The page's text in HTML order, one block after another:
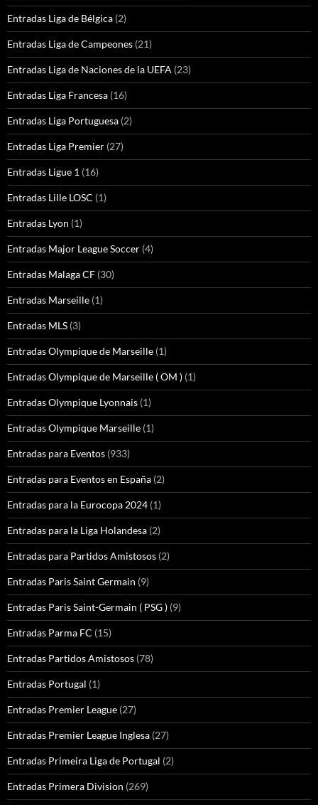
Entradas Liga de Bélgica (2)
Entradas Liga de Campeones (21)
Entradas Liga de Naciones de la UEFA (23)
Entradas Liga Francesa (16)
Entradas Liga Portuguesa (2)
Entradas Liga Premier (27)
Entradas Ligue 1 (16)
Entradas Lille LOSC (1)
Entradas Lyon (1)
Entradas Major League Soccer (4)
Entradas Malaga CF (30)
Entradas Marseille (1)
Entradas MLS (3)
Entradas Olympique de Marseille (1)
Entradas Olympique de Marseille ( OM ) (1)
Entradas Olympique Lyonnais (1)
Entradas Olympique Marseille (1)
Entradas para Eventos (933)
Entradas para Eventos en España (2)
Entradas para la Eurocopa 2024 (1)
Entradas para la Liga Holandesa (2)
Entradas para Partidos Amistosos (2)
Entradas Paris Saint Germain (9)
Entradas Paris Saint-Germain ( PSG ) (9)
Entradas Parma FC (15)
Entradas Partidos Amistosos (78)
Entradas Portugal (1)
Entradas Premier League (27)
Entradas Premier League Inglesa (27)
Entradas Primeira Liga de Portugal (2)
Entradas Primera Division (269)